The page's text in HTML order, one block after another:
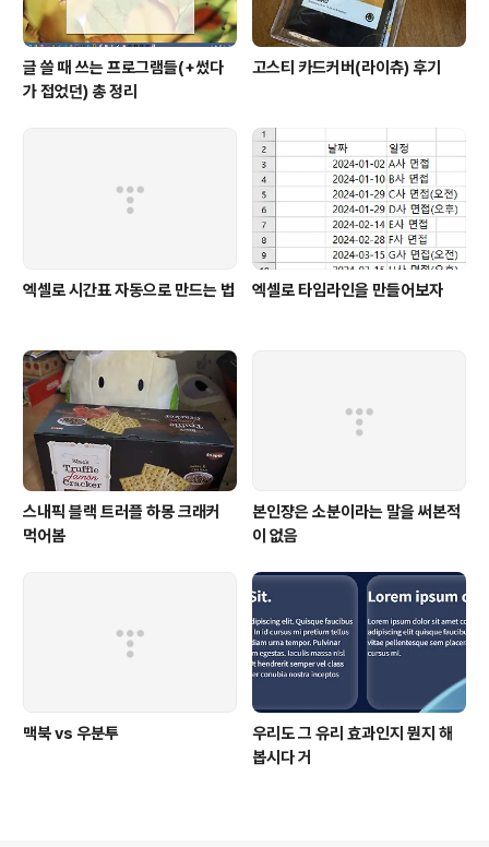
글 쓸 때 쓰는 프로그램들(+썼다
가 접었던) 총 정리
고스티 카드커버(라이츄) 후기
엑셀로 시간표 자동으로 만드는 법 엑셀로 타임라인을 만들어보자
스내픽 블랙 트러플 하몽 크래커
먹어봄
본인쟝은 소분이라는 말을 써본적
이 없음
맥북 vs 우분투
우리도 그 유리 효과인지 뭔지 해
봅시다 거